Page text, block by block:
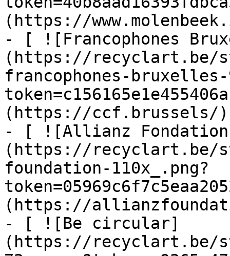
(https://
- [ ![Francophones
(https://recyclart.be/
francophones-bruxelles-
(https://ccf.brussels/)
- [ ![Allianz
(https://recyclart.be/
foundation-110x_.png?
(https://
- [ ![Be circular]
(https://recyclart.be/